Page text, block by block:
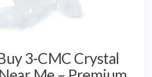
3-CMC Crystal